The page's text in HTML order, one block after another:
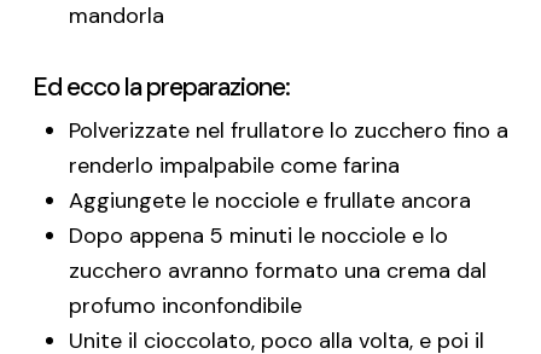
mandorla
Ed ecco la preparazione:
Polverizzate nel frullatore lo zucchero fino a
renderlo impalpabile come farina
Aggiungete le nocciole e frullate ancora
Dopo appena 5 minuti le nocciole e lo
zucchero avranno formato una crema dal
profumo inconfondibile
Unite il cioccolato, poco alla volta, e poi il